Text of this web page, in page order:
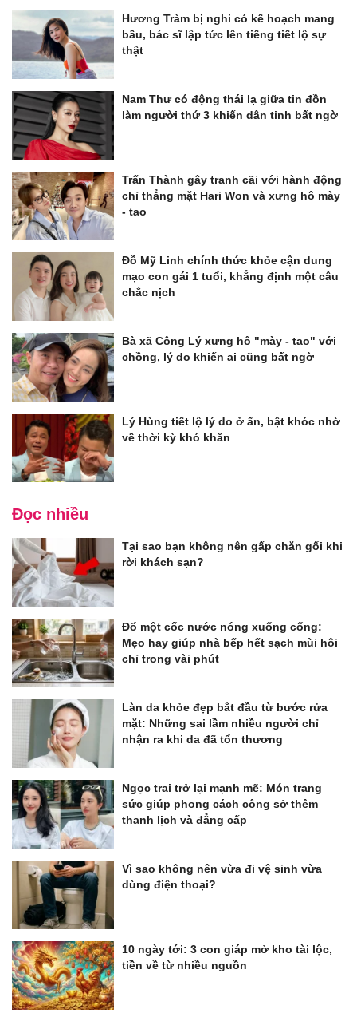
Hương Tràm bị nghi có kế hoạch mang
bầu, bác sĩ lập tức lên tiếng tiết lộ sự
thật
Nam Thư có động thái lạ giữa tin đồn
làm người thứ 3 khiến dân tinh bất ngờ
Trấn Thành gây tranh cãi với hành động
chỉ thẳng mặt Hari Won và xưng hô mày
- tao
Đỗ Mỹ Linh chính thức khỏe cận dung
mạo con gái 1 tuổi, khẳng định một câu
chắc nịch
Bà xã Công Lý xưng hô "mày - tao" với
chồng, lý do khiến ai cũng bất ngờ
Lý Hùng tiết lộ lý do ở ẩn, bật khóc nhờ
về thời kỳ khó khăn
Đọc nhiều
Tại sao bạn không nên gấp chăn gối khi
rời khách sạn?
Đổ một cốc nước nóng xuống cống:
Mẹo hay giúp nhà bếp hết sạch mùi hôi
chỉ trong vài phút
Làn da khỏe đẹp bắt đầu từ bước rửa
mặt: Những sai lầm nhiều người chỉ
nhận ra khi da đã tổn thương
Ngọc trai trở lại mạnh mẽ: Món trang
sức giúp phong cách công sở thêm
thanh lịch và đẳng cấp
Vì sao không nên vừa đi vệ sinh vừa
dùng điện thoại?
10 ngày tới: 3 con giáp mở kho tài lộc,
tiền về từ nhiều nguồn